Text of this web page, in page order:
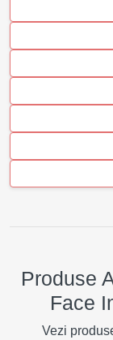
Produse
Face
Vezi